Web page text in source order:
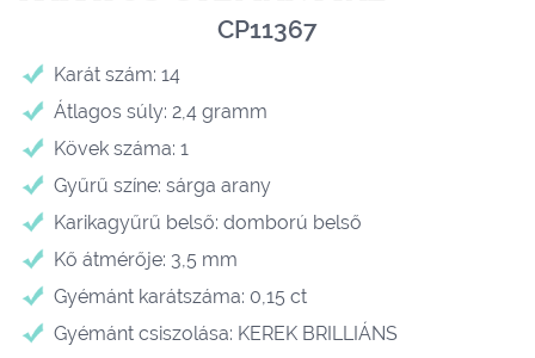
CP11367
Karát szám: 14
Átlagos súly: 2,4 gramm
Kövek száma: 1
Gyűrű színe: sárga arany
Karikagyűrű belső: domború belső
Kő átmérője: 3,5 mm
Gyémánt karátszáma: 0,15 ct
Gyémánt csiszolása: KEREK BRILLIÁNS